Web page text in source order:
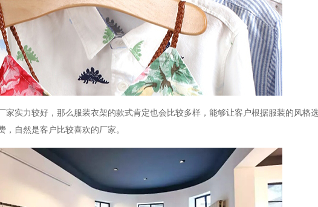
实力较好，那么服装衣架的款式肯定也会比较多样，能够让客户根据服装的风格
自然是客户比较喜欢的厂家。